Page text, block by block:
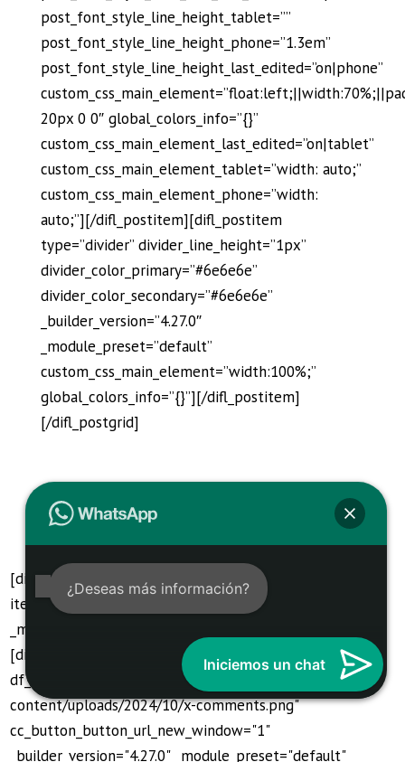
post_font_style_line_height_tablet=””
post_font_style_line_height_phone=”1.3em”
post_font_style_line_height_last_edited=”on|phone”
20px 0 0″ global_colors_info=”{}”
custom_css_main_element_last_edited=”on|tablet”
custom_css_main_element_tablet=”width: auto;”
custom_css_main_element_phone=”width:
auto;”][/difl_postitem][difl_postitem
type=”divider” divider_line_height=”1px”
divider_color_primary=”#6e6e6e”
divider_color_secondary=”#6e6e6e”
_builder_version=”4.27.0″
_module_preset=”default”
custom_css_main_element=”width:100%;”
global_colors_info=”{}”][/difl_postitem]
[/difl_postgrid]
[difl_contentcarousel item_desktop="4" item_tablet="3"
item_mobile="3" autoplay="on" _builder_version="4.27.0"
_module_preset="default" global_colors_info="{}"]
[difl_contentcarouselitem
df_cci_image="https://barberialords.com/wp-
content/uploads/2024/10/x-comments.png"
cc_button_button_url_new_window="1"
_builder_version="4.27.0" _module_preset="default"
¿Deseas más información?
Iniciemos un chat